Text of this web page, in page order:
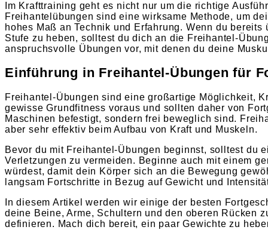
Im Krafttraining geht es nicht nur um die richtige
Freihantelübungen sind eine wirksame Methode, um
hohes Maß an Technik und Erfahrung. Wenn du
Stufe zu heben, solltest du dich an die Freihantel-
anspruchsvolle Übungen vor, mit denen du deine
Einführung in Freihantel-Übungen für
Freihantel-Übungen sind eine großartige Möglichkeit,
gewisse Grundfitness voraus und sollten daher von
Maschinen befestigt, sondern frei beweglich sind.
aber sehr effektiv beim Aufbau von Kraft und Muskeln.
Bevor du mit Freihantel-Übungen beginnst, solltest du
Verletzungen zu vermeiden. Beginne auch mit einem
würdest, damit dein Körper sich an die Bewegung
langsam Fortschritte in Bezug auf Gewicht und
In diesem Artikel werden wir einige der besten
deine Beine, Arme, Schultern und den oberen Rücken
definieren. Mach dich bereit, ein paar Gewichte zu